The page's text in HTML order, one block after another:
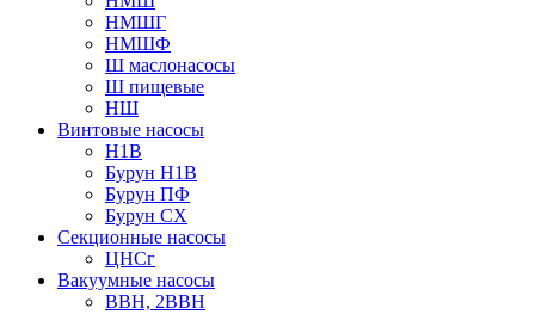
НМШГ
НМШФ
Ш маслонасосы
Ш пищевые
НШ
Винтовые насосы
Н1В
Бурун Н1В
Бурун ПФ
Бурун СХ
Секционные насосы
ЦНСг
Вакуумные насосы
ВВН, 2ВВН